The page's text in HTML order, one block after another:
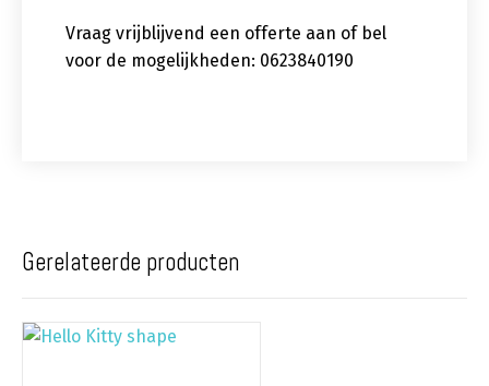
Vraag vrijblijvend een offerte aan of bel
voor de mogelijkheden: 0623840190
Gerelateerde producten